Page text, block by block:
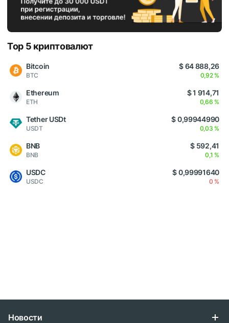
Top 5 криптовалют
Bitcoin
BTC
$ 64 888,26
0,92 %
Ethereum
ETH
$ 1 914,71
0,66 %
Tether USDt
USDT
$ 0,99944990
0,03 %
BNB
BNB
$ 592,41
0,1 %
USDC
USDC
$ 0,99991640
0 %
Новости